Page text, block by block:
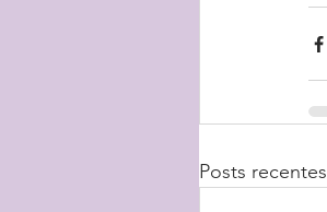
Posts recentes